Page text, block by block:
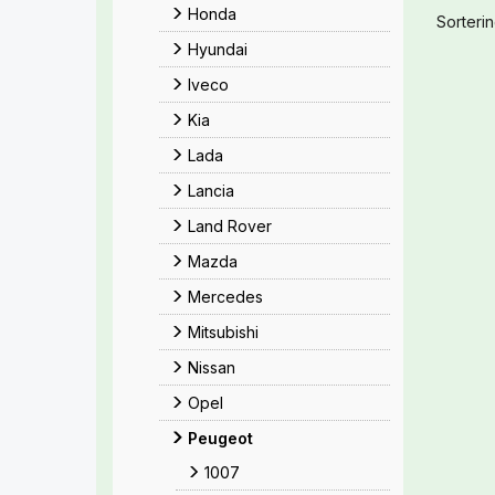
Honda
Hyundai
Iveco
Kia
Lada
Lancia
Land Rover
Mazda
Mercedes
Mitsubishi
Nissan
Opel
Peugeot
1007